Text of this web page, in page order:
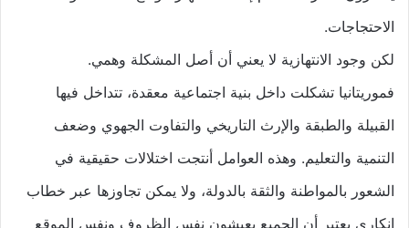
الاحتجاجات.
لكن وجود الانتهازية لا يعني أن أصل المشكلة وهمي.
فموريتانيا تشكلت داخل بنية اجتماعية معقدة، تتداخل فيها
القبيلة والطبقة والإرث التاريخي والتفاوت الجهوي وضعف
التنمية والتعليم. وهذه العوامل أنتجت اختلالات حقيقية في
الشعور بالمواطنة والثقة بالدولة، ولا يمكن تجاوزها عبر خطاب
إنكاري يعتبر أن الجميع يعيشون نفس الظروف ونفس الموقع